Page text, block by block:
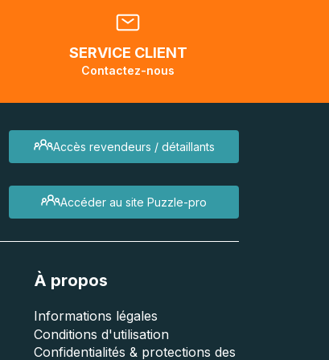
SERVICE CLIENT
Contactez-nous
Accès revendeurs / détaillants
Accéder au site Puzzle-pro
À propos
Informations légales
Conditions d'utilisation
Confidentialités & protections des